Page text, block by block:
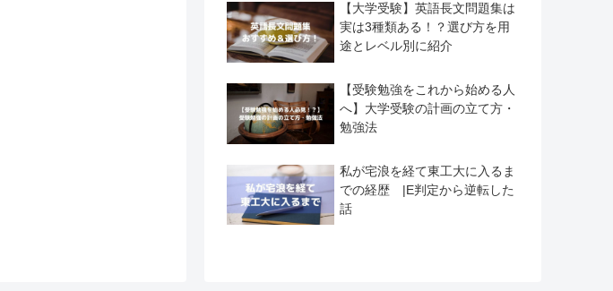
【大学受験】英語長文問題集は
実は3種類ある！？選び方を用
途とレベル別に紹介
【受験勉強をこれから始める人
へ】大学受験の計画の立て方・
勉強法
私が宅浪を経て東工大に入るま
での経歴 |E判定から逆転した
話